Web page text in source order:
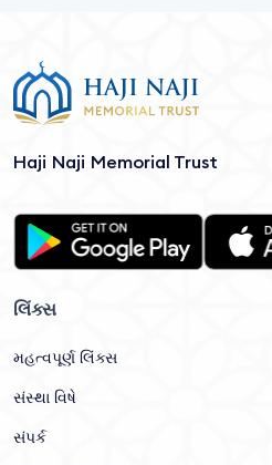
Haji Naji Memorial Trust
લિંક્સ
મહત્વપૂર્ણ લિંક્સ
સંસ્થા વિષે
સંપર્ક